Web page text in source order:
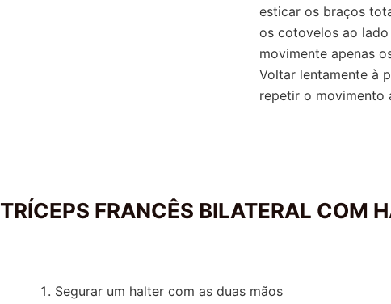
esticar os braços
os cotovelos ao
movimente apenas
Voltar lentamente à
repetir o movimento
TRÍCEPS FRANCÊS BILATERAL COM
Segurar um halter com as duas mãos